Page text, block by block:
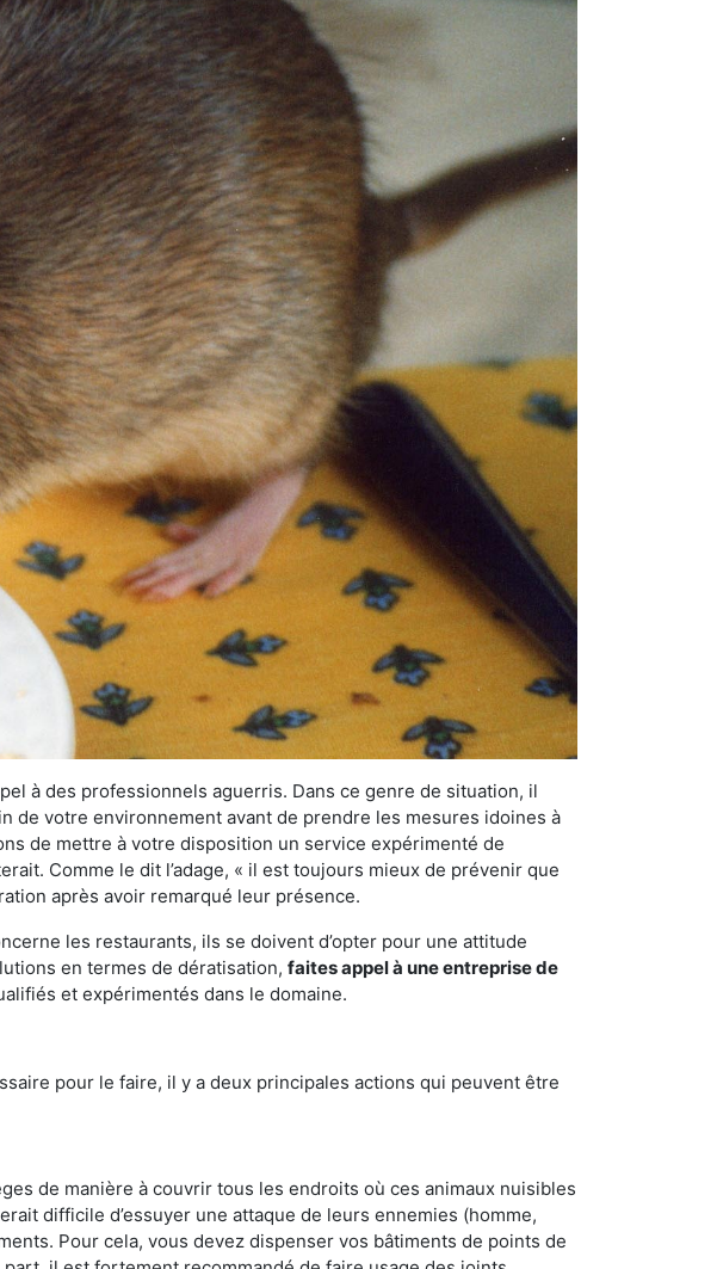
à des professionnels aguerris. Dans ce genre de situation, il
de votre environnement avant de prendre les mesures idoines à
de mettre à votre disposition un service expérimenté de
Comme le dit l’adage, « il est toujours mieux de prévenir que
après avoir remarqué leur présence.
les restaurants, ils se doivent d’opter pour une attitude
en termes de dératisation, faites appel à une entreprise de
et expérimentés dans le domaine.
pour le faire, il y a deux principales actions qui peuvent être
de manière à couvrir tous les endroits où ces animaux nuisibles
difficile d’essuyer une attaque de leurs ennemies (homme,
Pour cela, vous devez dispenser vos bâtiments de points de